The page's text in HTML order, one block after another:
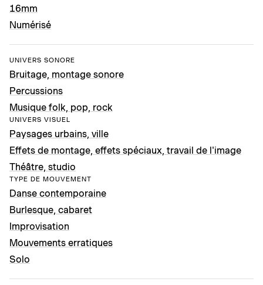
16mm
Numérisé
UNIVERS SONORE
Bruitage, montage sonore
Percussions
Musique folk, pop, rock
UNIVERS VISUEL
Paysages urbains, ville
Effets de montage, effets spéciaux, travail de l'image
Théâtre, studio
TYPE DE MOUVEMENT
Danse contemporaine
Burlesque, cabaret
Improvisation
Mouvements erratiques
Solo